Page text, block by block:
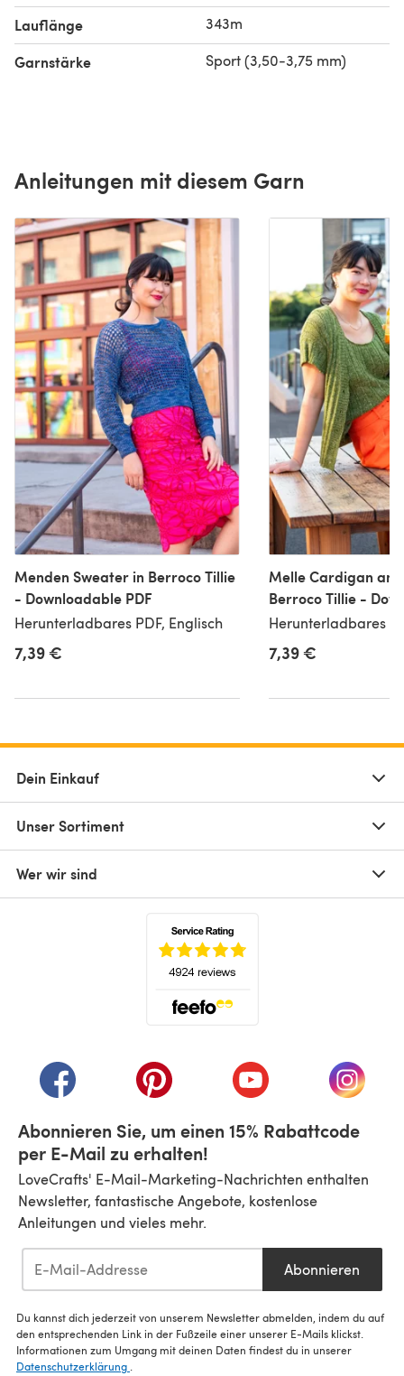
Lauflänge 343m
Garnstärke Sport (3,50-3,75 mm)
Anleitungen mit diesem Garn
Menden Sweater in Berroco Tillie
- Downloadable PDF
Herunterladbares PDF, Englisch
7,39 €
Melle Cardigan
Berroco Tillie -
PDF
Herunterladbares
7,39 €
Dein Einkauf
Unser Sortiment
Wer wir sind
(öffnet sich in einem neuen Tab)
(öffnet sich in einem neuen Tab)
(öffnet sich in einem
(öffnet
Abonnieren Sie, um einen 15% Rabattcode
per E-Mail zu erhalten!
LoveCrafts' E-Mail-Marketing-Nachrichten enthalten
Newsletter, fantastische Angebote, kostenlose
Anleitungen und vieles mehr.
Abonnieren
Du kannst dich jederzeit von unserem Newsletter abmelden, indem du auf
den entsprechenden Link in der Fußzeile einer unserer E-Mails klickst.
Informationen zum Umgang mit deinen Daten findest du in unserer
Datenschutzerklärung